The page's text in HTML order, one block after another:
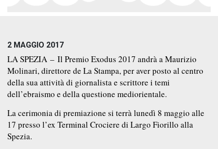
2 MAGGIO 2017
LA SPEZIA – Il Premio Exodus 2017 andrà a Maurizio
Molinari, direttore de La Stampa, per aver posto al centro
della sua attività di giornalista e scrittore i temi
dell’ebraismo e della questione mediorientale.
La cerimonia di premiazione si terrà lunedì 8 maggio alle
17 presso l’ex Terminal Crociere di Largo Fiorillo alla
Spezia.